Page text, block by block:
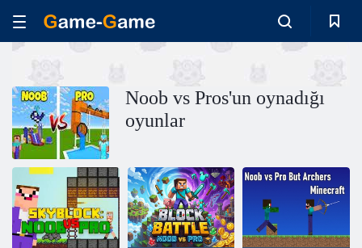
Noob vs Pros'un oynadığı
oyunlar